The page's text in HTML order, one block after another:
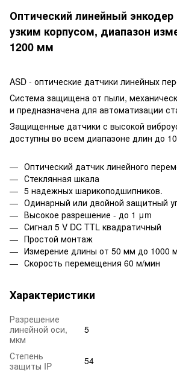
Оптический линейный энкодер
узким корпусом, диапазон
1200 мм
ASD - оптические датчики линейных
Система защищена от пыли,
и предназначена для автоматизации
Защищенные датчики с высокой
доступны во всем диапазоне длин до
Оптический датчик линейного
Стеклянная шкала
5 надежных шарикоподшипников.
Одинарный или двойной защитный
Высокое разрешение - до 1 μm
Сигнал 5 V DC TTL квадратичный
Простой монтаж
Измерение длины от 50 мм до 1000
Скорость перемещения 60 м/мин
Характеристики
Разрешение
линейной оси,
мкм
5
Степень
защиты IP
54